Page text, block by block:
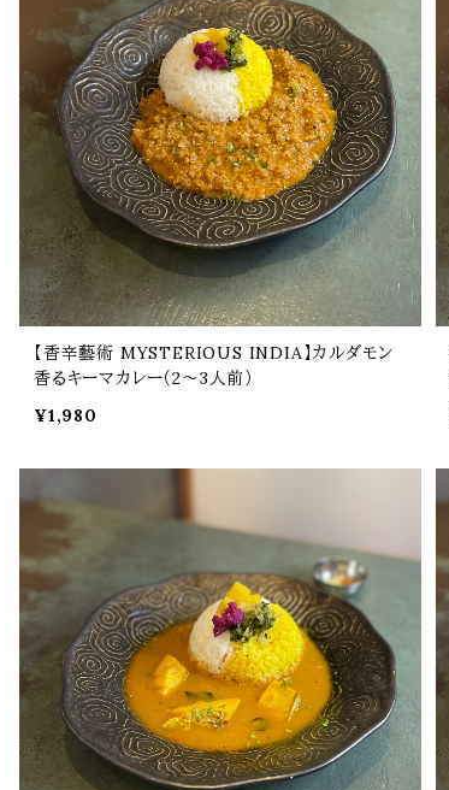
【香辛藝術 MYSTERIOUS INDIA】カルダモン
香るキーマカレー（2～3人前）
¥1,980